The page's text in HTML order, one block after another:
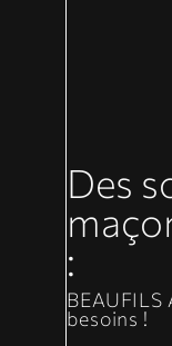
Des
:
besoins !